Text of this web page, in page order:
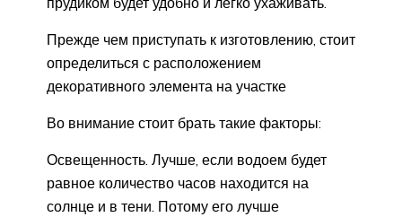
Прежде чем приступать к изготовлению, стоит
определиться с расположением
декоративного элемента на участке
Во внимание стоит брать такие факторы:
Освещенность. Лучше, если водоем будет
равное количество часов находится на
солнце и в тени. Потому его лучше